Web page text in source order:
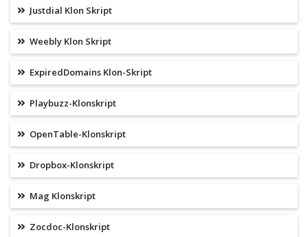
Justdial Klon Skript
Weebly Klon Skript
ExpiredDomains Klon-Skript
Playbuzz-Klonskript
OpenTable-Klonskript
Dropbox-Klonskript
Mag Klonskript
Zocdoc-Klonskript